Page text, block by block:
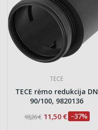
TECE
TECE rėmo redukcija DN
90/100, 9820136
18,26 € 11,50 € −37%